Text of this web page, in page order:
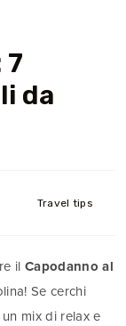
7
da
Travel tips
ilCapodanno al
Se cerchi
mix di relax e